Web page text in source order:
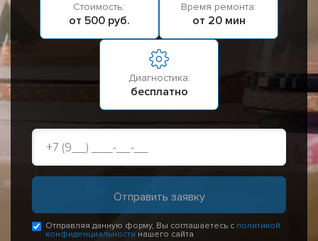
Стоимость:
от 500 руб.
Время ремонта:
от 20 мин
Диагностика:
бесплатно
Отправляя данную форму, Вы соглашаетесь с политикой
конфиденциальности нашего сайта